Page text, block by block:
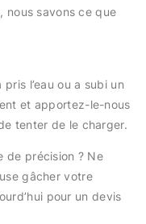
nous savons ce que
l’eau ou a subi un
et apportez-le-nous
tenter de le charger.
de précision ? Ne
gâcher votre
pour un devis